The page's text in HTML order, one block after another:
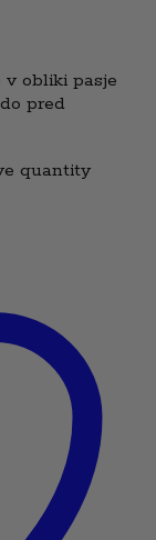
v obliki pasje
pred
quantity